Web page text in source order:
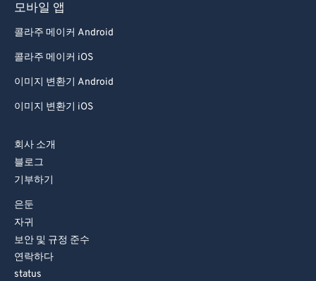
모바일 앱
콜라주 메이커 Android
콜라주 메이커 iOS
이미지 변환기 Android
이미지 변환기 iOS
회사 소개
블로그
기부하기
은둔
자귀
보안 및 규정 준수
연락하다
status